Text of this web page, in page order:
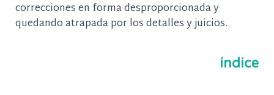
correcciones en forma desproporcionada y
quedando atrapada por los detalles y juicios.
índice